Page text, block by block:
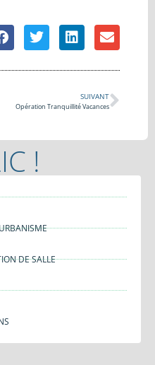
SUIVANT
Opération Tranquillité Vacances
!
DE SALLE